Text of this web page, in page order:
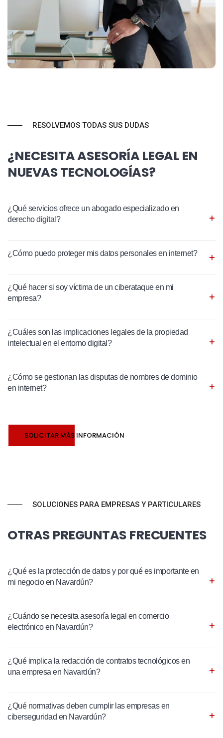
RESOLVEMOS TODAS SUS DUDAS
¿NECESITA ASESORÍA LEGAL EN
NUEVAS TECNOLOGÍAS?
¿Qué servicios ofrece un abogado especializado en
derecho digital?
¿Cómo puedo proteger mis datos personales en internet?
¿Qué hacer si soy víctima de un ciberataque en mi
empresa?
¿Cuáles son las implicaciones legales de la propiedad
intelectual en el entorno digital?
¿Cómo se gestionan las disputas de nombres de dominio
en internet?
SOLICITAR MÁS INFORMACIÓN
SOLUCIONES PARA EMPRESAS Y PARTICULARES
OTRAS PREGUNTAS FRECUENTES
¿Qué es la protección de datos y por qué es importante en
mi negocio en Navardún?
¿Cuándo se necesita asesoría legal en comercio
electrónico en Navardún?
¿Qué implica la redacción de contratos tecnológicos en
una empresa en Navardún?
¿Qué normativas deben cumplir las empresas en
ciberseguridad en Navardún?